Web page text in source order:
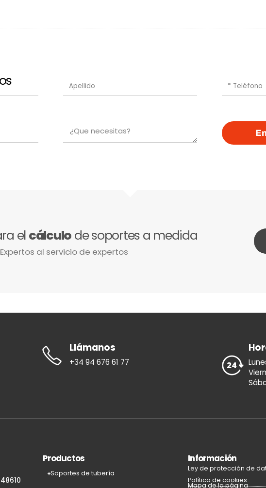
el cálculo de soportes a medida
Expertos al servicio de expertos
Llámanos
+34 94 676 61 77
Productos
Soportes de tubería
Información
Ley de protección de
Política de cookies
Mapa de la página